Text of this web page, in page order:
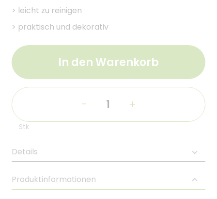
> leicht zu reinigen
> praktisch und dekorativ
In den Warenkorb
- +
Stk
Details
Produktinformationen